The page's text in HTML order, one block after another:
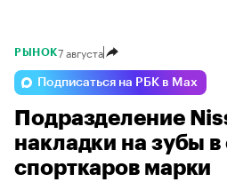
РЫНОК7 августа
Подписаться на РБК в Max
Подразделение
накладки на зубы в
спорткаров марки